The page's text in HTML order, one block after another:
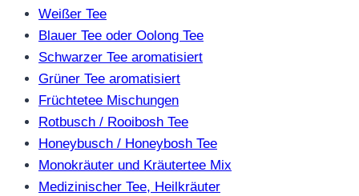
Weißer Tee
Blauer Tee oder Oolong Tee
Schwarzer Tee aromatisiert
Grüner Tee aromatisiert
Früchtetee Mischungen
Rotbusch / Rooibosh Tee
Honeybusch / Honeybosh Tee
Monokräuter und Kräutertee Mix
Medizinischer Tee, Heilkräuter